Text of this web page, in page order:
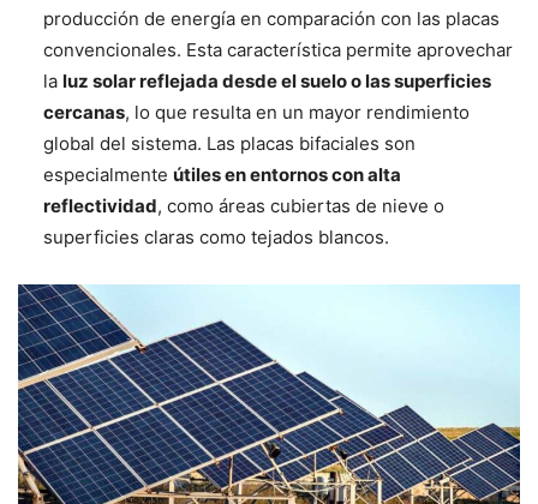
producción de energía en comparación con las placas
convencionales. Esta característica permite aprovechar
la luz solar reflejada desde el suelo o las superficies
cercanas, lo que resulta en un mayor rendimiento
global del sistema. Las placas bifaciales son
especialmente útiles en entornos con alta
reflectividad, como áreas cubiertas de nieve o
superficies claras como tejados blancos.